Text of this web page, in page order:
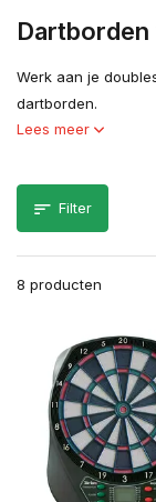
Werk aan je
dartborden.
Lees meer
Filter
8 producten